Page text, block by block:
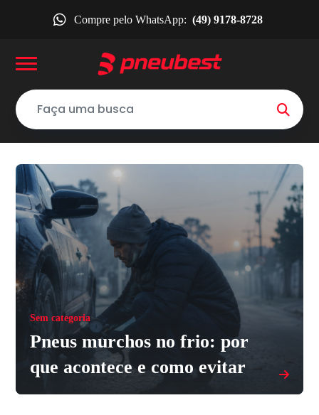
Compre pelo WhatsApp: (49) 9178-8728
Sem categoria
Pneus murchos no frio: por
que acontece e como evitar